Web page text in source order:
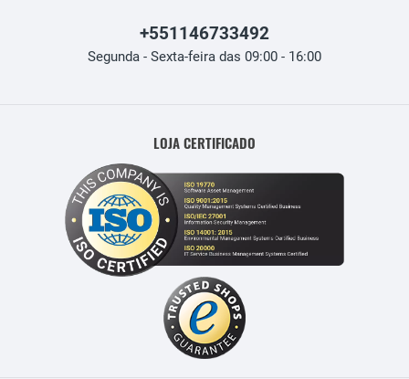
+551146733492
Segunda - Sexta-feira das 09:00 - 16:00
LOJA CERTIFICADO